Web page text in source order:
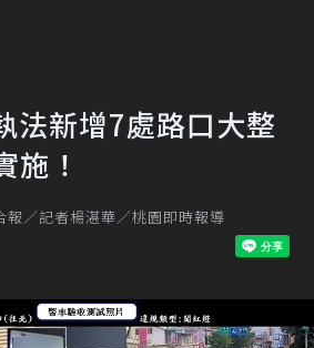
法新增7處路口大整
施！
報／記者楊湛華／桃園即時報導